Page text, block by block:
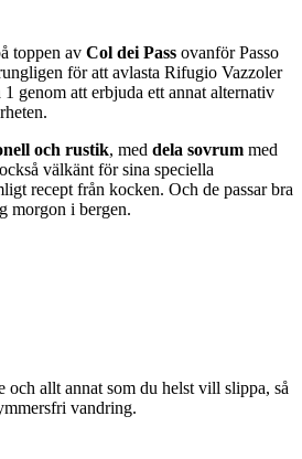
toppen av Col dei Pass ovanför Passo
för att avlasta Rifugio Vazzoler
genom att erbjuda ett annat alternativ
och rustik, med dela sovrum med
välkänt för sina speciella
recept från kocken. Och de passar bra
morgon i bergen.
och allt annat som du helst vill slippa, så
vandring.